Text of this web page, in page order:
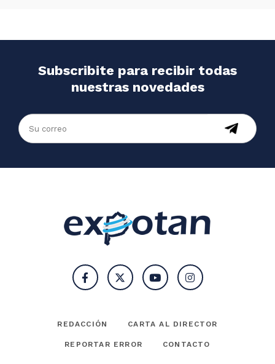
Subscribite para recibir todas
nuestras novedades
REDACCIÓN CARTA AL DIRECTOR
REPORTAR ERROR CONTACTO